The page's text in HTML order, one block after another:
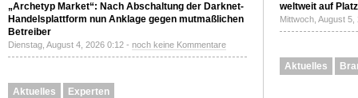
„Archetyp Market“: Nach Abschaltung der Darknet-
Handelsplattform nun Anklage gegen mutmaßlichen
Betreiber
Dienstag, August 4, 2026 0:12 - noch keine Kommentare
Aktuelles Experten
weltweit auf
Mittwoch, August
Aktuelles